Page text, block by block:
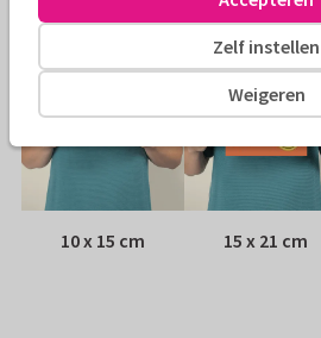
Formaten
10 x 15 cm 15 x 21 cm
Weigeren
Zelf instellen